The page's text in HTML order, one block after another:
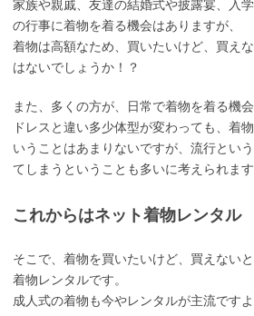
家族や親戚、友達の結婚式や披露宴、入
の行事に着物を着る機会はありますが、
着物は高額なため、買いたいけど、買え
はないでしょうか！？
また、多くの方が、日常で着物を着る機
ドレスと違い多少体型が変わっても、着
いうことはあまりないですが、流行とい
てしまうということも多いに考えられます
これからはネット着物レンタル
そこで、着物を買いたいけど、買えない
着物レンタルです。
成人式の着物も今やレンタルが主流ですよ